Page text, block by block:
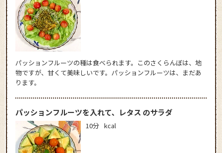
パッションフルーツの種は食べられます。このさくらんぼは、地
物ですが、甘くて美味しいです。パッションフルーツは、まだあ
ります。
パッションフルーツを入れて、レタス のサラダ
10分 kcal